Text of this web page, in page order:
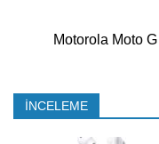
Motorola Moto
İNCELEME